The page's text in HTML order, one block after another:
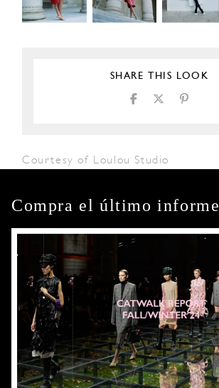
SHARE THIS LOOK
Courtesy of Loulou Studio
Compra el último informe